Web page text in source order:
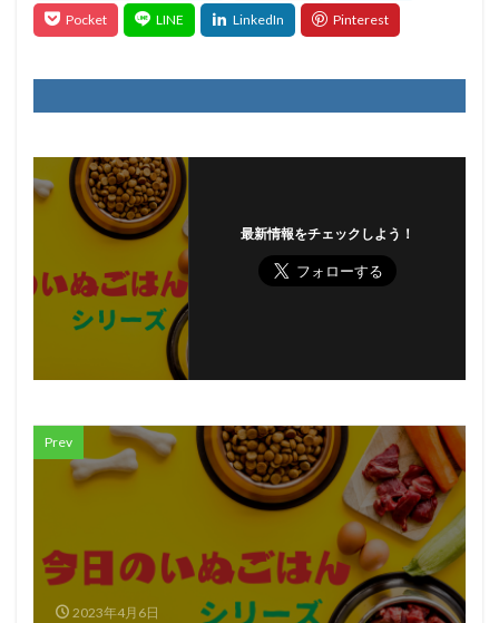
最新情報をチェックしよう！
Prev
2023年4月6日